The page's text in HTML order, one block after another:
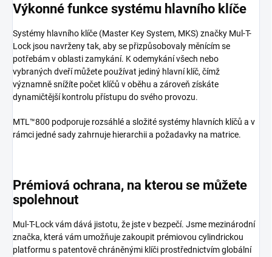
Výkonné funkce systému hlavního klíče
Systémy hlavního klíče (Master Key System, MKS) značky Mul-T-
Lock jsou navrženy tak, aby se přizpůsobovaly měnícím se
potřebám v oblasti zamykání. K odemykání všech nebo
vybraných dveří můžete používat jediný hlavní klíč, čímž
významně snížíte počet klíčů v oběhu a zároveň získáte
dynamičtější kontrolu přístupu do svého provozu.
MTL™800 podporuje rozsáhlé a složité systémy hlavních klíčů a v
rámci jedné sady zahrnuje hierarchii a požadavky na matrice.
Prémiová ochrana, na kterou se můžete
spolehnout
Mul-T-Lock vám dává jistotu, že jste v bezpečí. Jsme mezinárodní
značka, která vám umožňuje zakoupit prémiovou cylindrickou
platformu s patentově chráněnými klíči prostřednictvím globální